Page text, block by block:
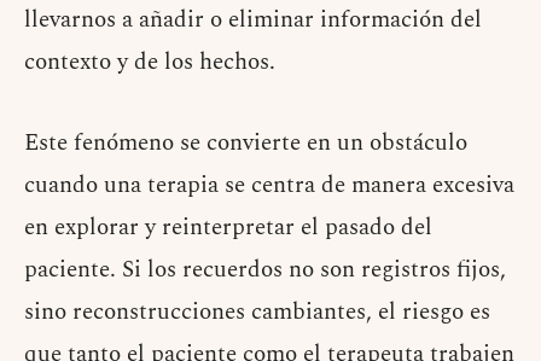
llevarnos a añadir o eliminar información del
contexto y de los hechos.
Este fenómeno se convierte en un obstáculo
cuando una terapia se centra de manera excesiva
en explorar y reinterpretar el pasado del
paciente. Si los recuerdos no son registros fijos,
sino reconstrucciones cambiantes, el riesgo es
que tanto el paciente como el terapeuta trabajen